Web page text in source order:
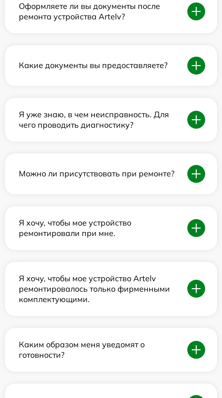
Оформляете ли вы документы после
ремонта устройства Artelv?
Какие документы вы предоставляете?
Я уже знаю, в чем неисправность. Для
чего проводить диагностику?
Можно ли присутствовать при ремонте?
Я хочу, чтобы мое устройство
ремонтировали при мне.
Я хочу, чтобы мое устройство Artelv
ремонтировалось только фирменными
комплектующими.
Каким образом меня уведомят о
готовности?